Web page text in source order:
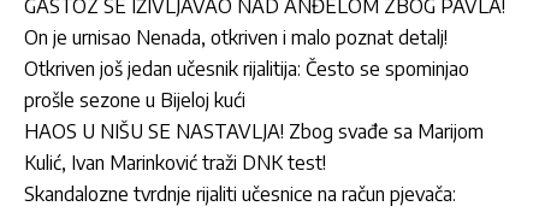
GASTOZ SE IŽIVLJAVAO NAD ANĐELOM ZBOG PAVLA!
On je urnisao Nenada, otkriven i malo poznat detalj!
Otkriven još jedan učesnik rijalitija: Često se spominjao
prošle sezone u Bijeloj kući
HAOS U NIŠU SE NASTAVLJA! Zbog svađe sa Marijom
Kulić, Ivan Marinković traži DNK test!
Skandalozne tvrdnje rijaliti učesnice na račun pjevača: